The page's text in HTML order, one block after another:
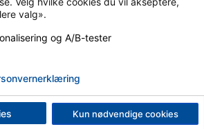
valg».
og A/B-tester
Kun nødvendige cookies